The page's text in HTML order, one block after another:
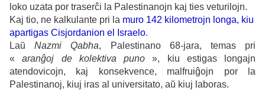
loko uzata por traserĉi la Palestinanojn kaj ties veturilojn.
Kaj tio, ne kalkulante pri la muro 142 kilometrojn longa, kiu
apartigas Cisjordanion el Israelo.
LaŭNazmi Qabha, Palestinano 68-jara, temas pri
«aranĝoj de kolektiva puno », kiu estigas longajn
atendovicojn, kaj konsekvence, malfruiĝojn por la
Palestinanoj, kiuj iras al universitato, aŭ kiuj laboras.